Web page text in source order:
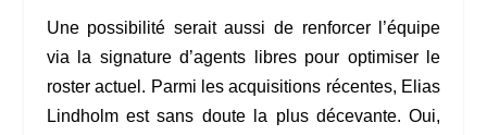
Une possibilité serait aussi de renforcer l’équipe
via la signature d’agents libres pour optimiser le
roster actuel. Parmi les acquisitions récentes, Elias
Lindholm est sans doute la plus décevante. Oui,